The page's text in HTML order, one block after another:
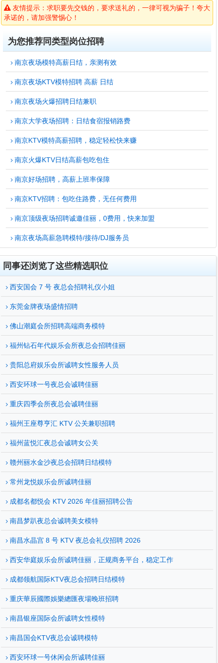
友情提示：求职要先交钱的，要求送礼的，一律可视为骗子！夸大
承诺的，请加强警惕心！
为您推荐同类型岗位招聘
南京夜场模特高薪日结，亲测有效
南京夜场KTV模特招聘 高薪 日结
南京夜场火爆招聘日结兼职
南京大学夜场招聘：日结食宿报销路费
南京KTV模特高薪招聘，稳定轻松快来赚
南京火爆KTV日结高薪包吃包住
南京好场招聘，高薪上班率保障
南京KTV招聘：包吃住路费，无任何费用
南京顶级夜场招聘诚邀佳丽，0费用，快来加盟
南京夜场高薪急聘模特/接待/DJ服务员
同事还浏览了这些精选职位
西安国会 7 号 夜总会招聘礼仪小姐
东莞金牌夜场盛情招聘
佛山潮庭会所招聘高端商务模特
福州钻石年代娱乐会所夜总会招聘佳丽
贵阳总府娱乐会所诚聘女性服务人员
西安环球一号夜总会诚聘佳丽
重庆四季会所夜总会诚聘佳丽
福州王座尊亨汇 KTV 公关兼职招聘
福州蓝悦汇夜总会诚聘女公关
赣州丽水金沙夜总会招聘日结模特
常州龙悦娱乐会所诚聘佳丽
成都名都悦会 KTV 2026 年佳丽招聘公告
南昌梦趴夜总会诚聘美女模特
南昌水晶宫 8 号 KTV 夜总会礼仪招聘 2026
西安华庭娱乐会所诚聘佳丽，正规商务平台，稳定工作
成都领航国际KTV夜总会招聘日结模特
重庆華辰國際娛樂總匯夜場晚班招聘
南昌银座国际会所诚聘女性模特
南昌国会KTV夜总会诚聘模特
西安环球一号休闲会所诚聘佳丽